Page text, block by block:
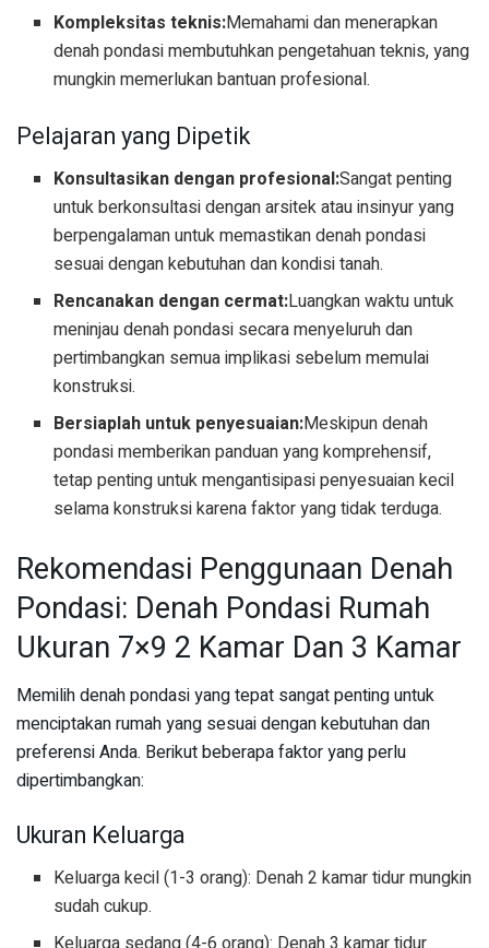
Kompleksitas teknis:Memahami dan menerapkan
denah pondasi membutuhkan pengetahuan teknis, yang
mungkin memerlukan bantuan profesional.
Pelajaran yang Dipetik
Konsultasikan dengan profesional:Sangat penting
untuk berkonsultasi dengan arsitek atau insinyur yang
berpengalaman untuk memastikan denah pondasi
sesuai dengan kebutuhan dan kondisi tanah.
Rencanakan dengan cermat:Luangkan waktu untuk
meninjau denah pondasi secara menyeluruh dan
pertimbangkan semua implikasi sebelum memulai
konstruksi.
Bersiaplah untuk penyesuaian:Meskipun denah
pondasi memberikan panduan yang komprehensif,
tetap penting untuk mengantisipasi penyesuaian kecil
selama konstruksi karena faktor yang tidak terduga.
Rekomendasi Penggunaan Denah
Pondasi: Denah Pondasi Rumah
Ukuran 7×9 2 Kamar Dan 3 Kamar
Memilih denah pondasi yang tepat sangat penting untuk
menciptakan rumah yang sesuai dengan kebutuhan dan
preferensi Anda. Berikut beberapa faktor yang perlu
dipertimbangkan:
Ukuran Keluarga
Keluarga kecil (1-3 orang): Denah 2 kamar tidur mungkin
sudah cukup.